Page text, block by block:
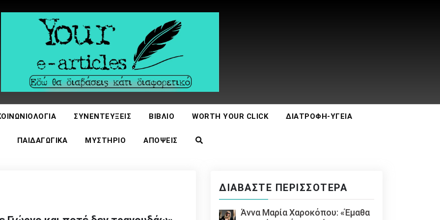
ΣΥΝΕΝΤΕΎΞΕΙΣ ΒΙΒΛΊΟ WORTH YOUR CLICK ΔΙΑΤΡΟΦΉ-ΥΓΕΊΑ
ΠΑΙΔΑΓΩΓΙΚΆ ΜΥΣΤΉΡΙΟ ΑΠΌΨΕΙΣ
ΔΙΑΒΆΣΤΕ ΠΕΡΙΣΣΌΤΕΡΑ
Άννα Μαρία Χαροκόπου: «Έμαθα